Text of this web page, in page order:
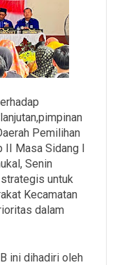
Pemilihan
II Masa Sidang I
Senin
untuk
Kecamatan
dalam
ini dihadiri oleh